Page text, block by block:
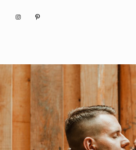
Fotograf ślubny
Reportaże
Inspiracje